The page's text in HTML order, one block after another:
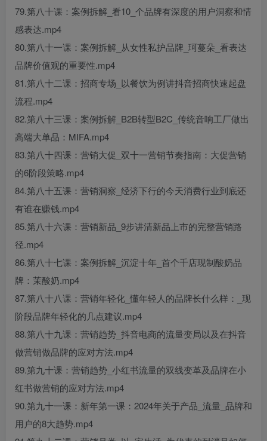
79.第八十课：案例拆解_看10_个品牌有深度的用户洞察和情
感表达.mp4
80.第八十一课：案例拆解_从女性私护品牌_珂蔓朵_看表达
品牌价值观的重要性.mp4
81.第八十二课：招商专场_以餐饮为例讲抖音招商快速起盘
流程.mp4
82.第八十三课：案例拆解_B2B转型B2C_传统音响工厂做出
高端大单品：MIFA.mp4
83.第八十四课：营销大促_双十一营销节奏指南：大促营销
的6阶段策略.mp4
84.第八十五课：营销洞察_经济下行的今天消费行业到底还
有谁在赚钱.mp4
85.第八十六课：营销新品_9步讲清新品上市的完整营销路
径.mp4
86.第八十七课：案例拆解_沉淀十年_首个千店现制酸奶品
牌：茉酸奶.mp4
87.第八十八课：营销年轻化_懂年轻人的品牌长什么样：_现
阶段品牌年轻化的几点建议.mp4
88.第八十九课：营销趋势_抖音电商的流量变局以及在抖音
做营销做品牌的应对方法.mp4
89.第九十课：营销趋势_小红书流量的双线变革及品牌在小
红书做营销的应对方法.mp4
90.第九十一课：新年第一课：2024年关于产品_流量_品牌和
用户的8大趋势.mp4